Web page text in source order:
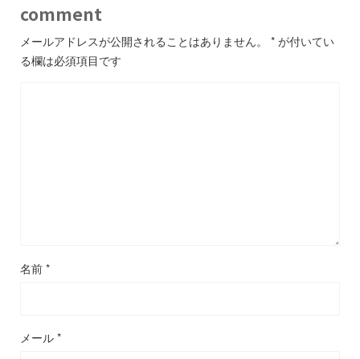
comment
メールアドレスが公開されることはありません。 * が付いてい
る欄は必須項目です
名前 *
メール *